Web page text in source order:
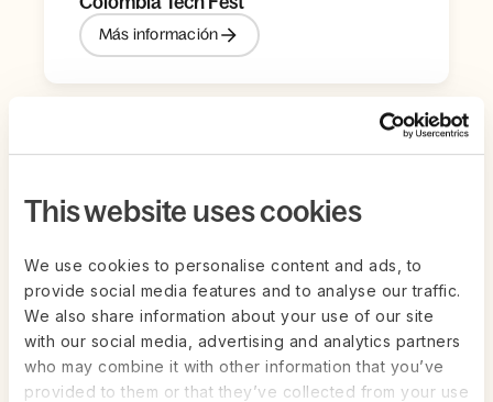
This website uses cookies
We use cookies to personalise content and ads, to
provide social media features and to analyse our traffic.
We also share information about your use of our site
with our social media, advertising and analytics partners
who may combine it with other information that you’ve
provided to them or that they’ve collected from your use
Más información
ON-DEMAND jun 26